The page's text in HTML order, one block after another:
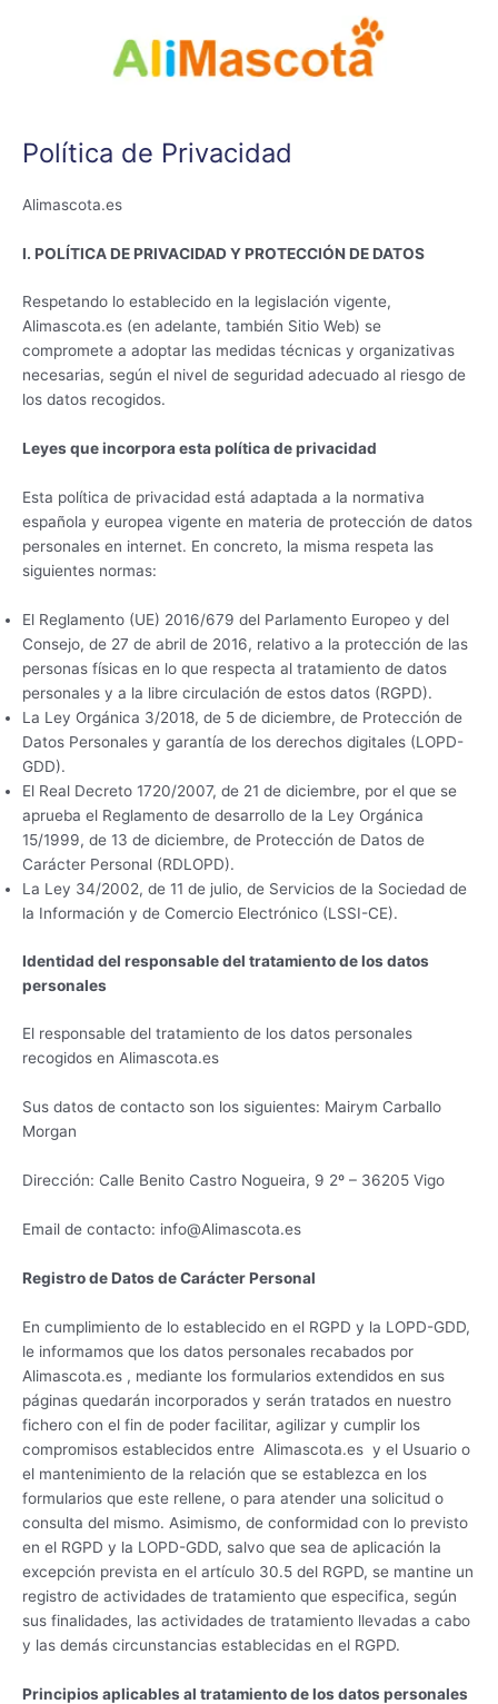
Política de Privacidad
Alimascota.es
I. POLÍTICA DE PRIVACIDAD Y PROTECCIÓN DE DATOS
Respetando lo establecido en la legislación vigente,
Alimascota.es (en adelante, también Sitio Web) se
compromete a adoptar las medidas técnicas y organizativas
necesarias, según el nivel de seguridad adecuado al riesgo de
los datos recogidos.
Leyes que incorpora esta política de privacidad
Esta política de privacidad está adaptada a la normativa
española y europea vigente en materia de protección de datos
personales en internet. En concreto, la misma respeta las
siguientes normas:
El Reglamento (UE) 2016/679 del Parlamento Europeo y del
Consejo, de 27 de abril de 2016, relativo a la protección de las
personas físicas en lo que respecta al tratamiento de datos
personales y a la libre circulación de estos datos (RGPD).
La Ley Orgánica 3/2018, de 5 de diciembre, de Protección de
Datos Personales y garantía de los derechos digitales (LOPD-
GDD).
El Real Decreto 1720/2007, de 21 de diciembre, por el que se
aprueba el Reglamento de desarrollo de la Ley Orgánica
15/1999, de 13 de diciembre, de Protección de Datos de
Carácter Personal (RDLOPD).
La Ley 34/2002, de 11 de julio, de Servicios de la Sociedad de
la Información y de Comercio Electrónico (LSSI-CE).
Identidad del responsable del tratamiento de los datos
personales
El responsable del tratamiento de los datos personales
recogidos en Alimascota.es
Sus datos de contacto son los siguientes: Mairym Carballo
Morgan
Dirección: Calle Benito Castro Nogueira, 9 2º – 36205 Vigo
Email de contacto: info@Alimascota.es
Registro de Datos de Carácter Personal
En cumplimiento de lo establecido en el RGPD y la LOPD-GDD,
le informamos que los datos personales recabados por
Alimascota.es , mediante los formularios extendidos en sus
páginas quedarán incorporados y serán tratados en nuestro
fichero con el fin de poder facilitar, agilizar y cumplir los
compromisos establecidos entre Alimascota.es y el Usuario o
el mantenimiento de la relación que se establezca en los
formularios que este rellene, o para atender una solicitud o
consulta del mismo. Asimismo, de conformidad con lo previsto
en el RGPD y la LOPD-GDD, salvo que sea de aplicación la
excepción prevista en el artículo 30.5 del RGPD, se mantine un
registro de actividades de tratamiento que especifica, según
sus finalidades, las actividades de tratamiento llevadas a cabo
y las demás circunstancias establecidas en el RGPD.
Principios aplicables al tratamiento de los datos personales